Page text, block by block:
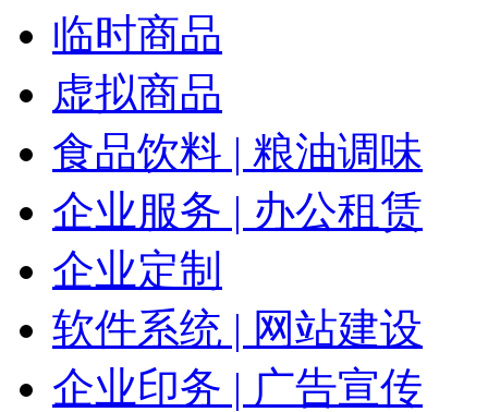
临时商品
虚拟商品
食品饮料 | 粮油调味
企业服务 | 办公租赁
企业定制
软件系统 | 网站建设
企业印务 | 广告宣传